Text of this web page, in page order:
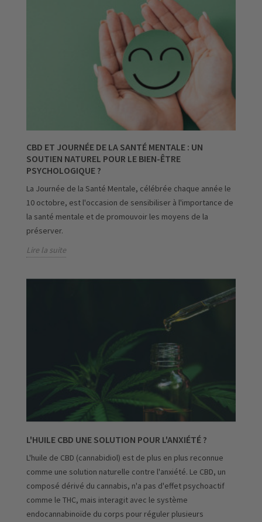
CBD ET JOURNÉE DE LA SANTÉ MENTALE : UN
SOUTIEN NATUREL POUR LE BIEN-ÊTRE
PSYCHOLOGIQUE ?
La Journée de la Santé Mentale, célébrée chaque année le
10 octobre, est l'occasion de sensibiliser à l'importance de
la santé mentale et de promouvoir les moyens de la
préserver.
Lire la suite
L'HUILE CBD UNE SOLUTION POUR L'ANXIÉTÉ ?
L'huile de CBD (cannabidiol) est de plus en plus reconnue
comme une solution naturelle contre l'anxiété. Le CBD, un
composé dérivé du cannabis, n'a pas d'effet psychoactif
comme le THC, mais interagit avec le système
endocannabinoïde du corps pour réguler plusieurs